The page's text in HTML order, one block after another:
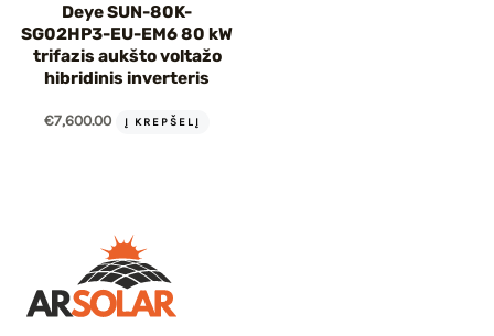
Deye SUN-80K-
SG02HP3-EU-EM6 80 kW
trifazis aukšto voltažo
hibridinis inverteris
€7,600.00 Į KREPŠELĮ